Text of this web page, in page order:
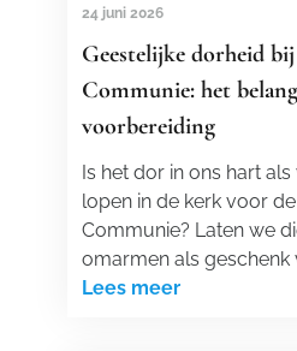
24 juni 2026
Geestelijke dorheid
Communie: het
voorbereiding
Is het dor in ons hart
lopen in de kerk voor
Communie? Laten we
omarmen als geschenk
Lees meer